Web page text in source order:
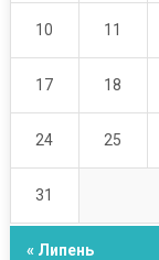
10 11
17 18
24 25
31
« Липень